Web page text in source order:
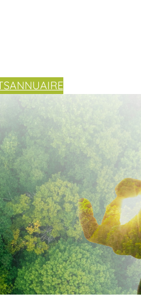
ANNUAIRE